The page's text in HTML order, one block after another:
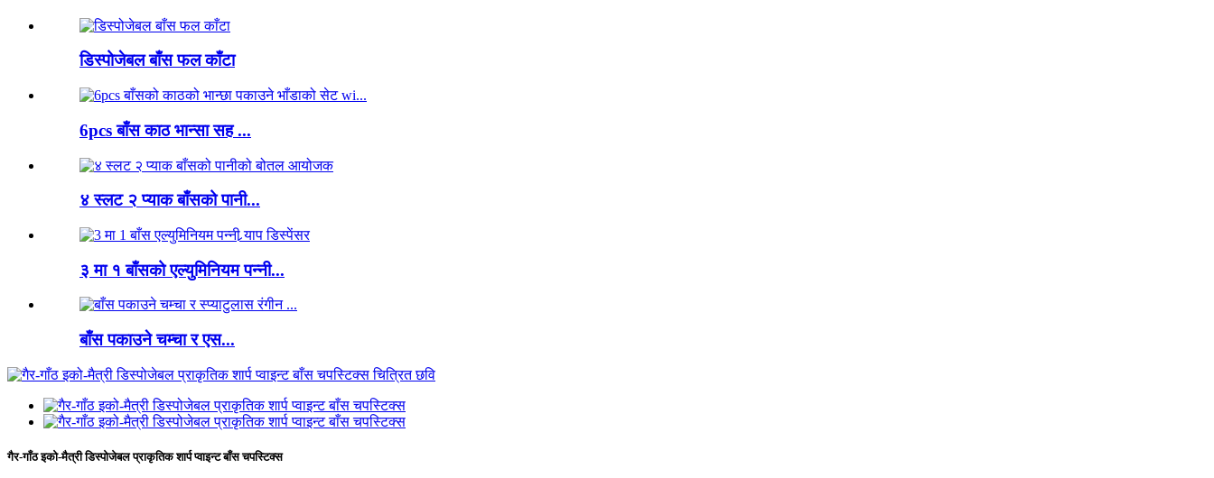
डिस्पोजेबल बाँस फल काँटा
6pcs बाँस काठ भान्सा सह ...
४ स्लट २ प्याक बाँसको पानी...
३ मा १ बाँसको एल्युमिनियम पन्नी...
बाँस पकाउने चम्चा र एस...
गैर-गाँठ इको-मैत्री डिस्पोजेबल प्राकृतिक शार्प प्वाइन्ट बाँस चपस्टिक्स